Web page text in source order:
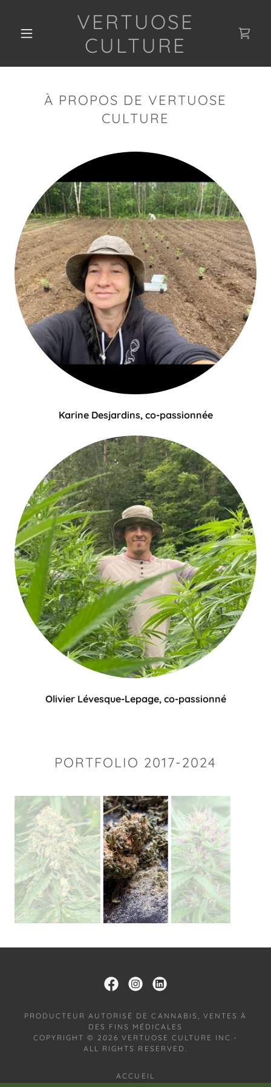
VERTUOSE
CULTURE
À PROPOS DE VERTUOSE
CULTURE
Karine Desjardins, co-passionnée
Olivier Lévesque-Lepage, co-passionné
PORTFOLIO 2017-2024
PRODUCTEUR AUTORISÉ DE CANNABIS, VENTES À
DES FINS MÉDICALES
COPYRIGHT © 2026 VERTUOSE CULTURE INC.-
ALL RIGHTS RESERVED.
ACCUEIL